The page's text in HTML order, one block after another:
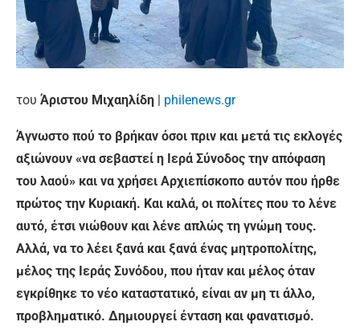
του Άριστου Μιχαηλίδη | philenews.gr
Άγνωστο πού το βρήκαν όσοι πριν και μετά τις εκλογές
αξιώνουν «να σεβαστεί η Ιερά Σύνοδος την απόφαση
του λαού» και να χρήσει Αρχιεπίσκοπο αυτόν που ήρθε
πρώτος την Κυριακή. Και καλά, οι πολίτες που το λένε
αυτό, έτσι νιώθουν και λένε απλώς τη γνώμη τους.
Αλλά, να το λέει ξανά και ξανά ένας μητροπολίτης,
μέλος της Ιεράς Συνόδου, που ήταν και μέλος όταν
εγκρίθηκε το νέο καταστατικό, είναι αν μη τι άλλο,
προβληματικό. Δημιουργεί ένταση και φανατισμό.